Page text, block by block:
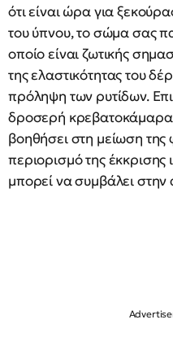
ότι είναι ώρα για
του ύπνου, το σώμα σας
οποίο είναι ζωτικής
της ελαστικότητας του
πρόληψη των ρυτίδων.
δροσερή κρεβατοκάμαρα
βοηθήσει στη μείωση της
περιορισμό της έκκρισης
μπορεί να συμβάλει στην